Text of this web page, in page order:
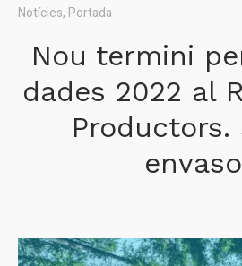
Notícies, Portada
Nou termini
dades 2022 al
Productors.